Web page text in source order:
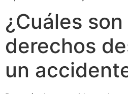
¿Cuáles
derechos
un